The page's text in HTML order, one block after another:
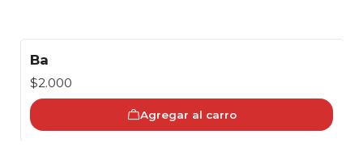
Ba
$2.000
Agregar al carro